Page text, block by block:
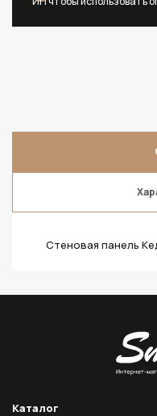
Стеновая панель
Каталог